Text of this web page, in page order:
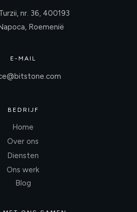
nr. 36, 400193
Roemenië
E-MAIL
BEDRIJF
Home
Over ons
Diensten
Ons werk
Blog